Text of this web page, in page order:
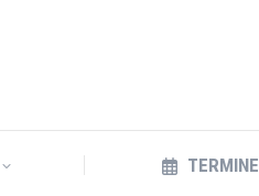
TERMINE